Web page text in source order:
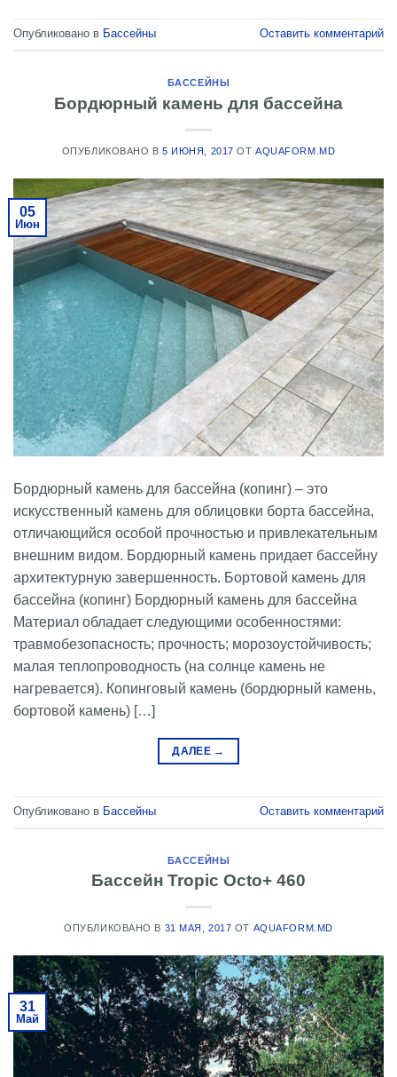
Опубликовано в Бассейны Оставить комментарий
БАССЕЙНЫ
Бордюрный камень для бассейна
ОПУБЛИКОВАНО В5 ИЮНЯ, 2017 ОТAQUAFORM.MD
05
Июн
Бордюрный камень для бассейна (копинг) – это
искусственный ка­мень для облицовки борта бассейна,
отличающийся особой прочностью и привлекательным
внешним видом. Бордюрный камень придает бассейну
архитектурную завершенность. Бортовой камень для
бассейна (копинг) Бордюрный камень для бассейна
Материал обладает следующими особенностями:
травмобезопасность; прочность; морозоустойчивость;
малая теплопроводность (на солнце камень не
нагревается). Копинговый камень (бордюрный камень,
бортовой камень) […]
ДАЛЕЕ →
Опубликовано в Бассейны Оставить комментарий
БАССЕЙНЫ
Бассейн Tropic Octo+ 460
ОПУБЛИКОВАНО В 31 МАЯ, 2017 ОТ AQUAFORM.MD
31
Май